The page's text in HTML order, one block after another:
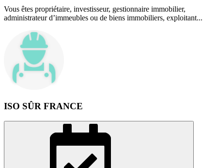
Vous êtes propriétaire, investisseur, gestionnaire immobilier,
administrateur d’immeubles ou de biens immobiliers, exploitant...
ISO SÛR FRANCE